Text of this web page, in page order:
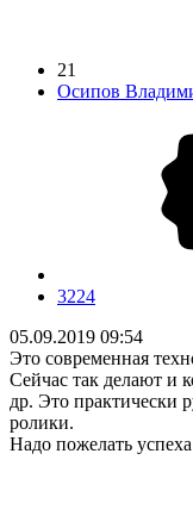
21
Осипов
3224
05.09.2019 09:54
Это современная
Сейчас так делают и
др. Это практически
ролики.
Надо пожелать